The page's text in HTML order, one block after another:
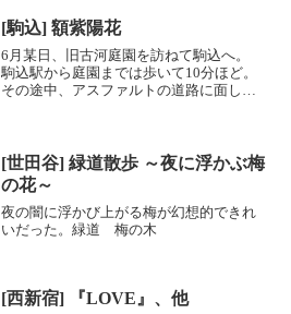
ているよ...
[駒込] 額紫陽花
6月某日、旧古河庭園を訪ねて駒込へ。
駒込駅から庭園までは歩いて10分ほど。
その途中、アスファルトの道路に面して
は種類が豊富な花だと...
[世田谷] 緑道散歩 ～夜に浮かぶ梅
の花～
夜の闇に浮かび上がる梅が幻想的できれ
いだった。緑道 梅の木
[西新宿] 『LOVE』、他